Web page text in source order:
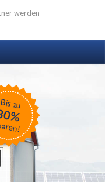
werden
Bis zu